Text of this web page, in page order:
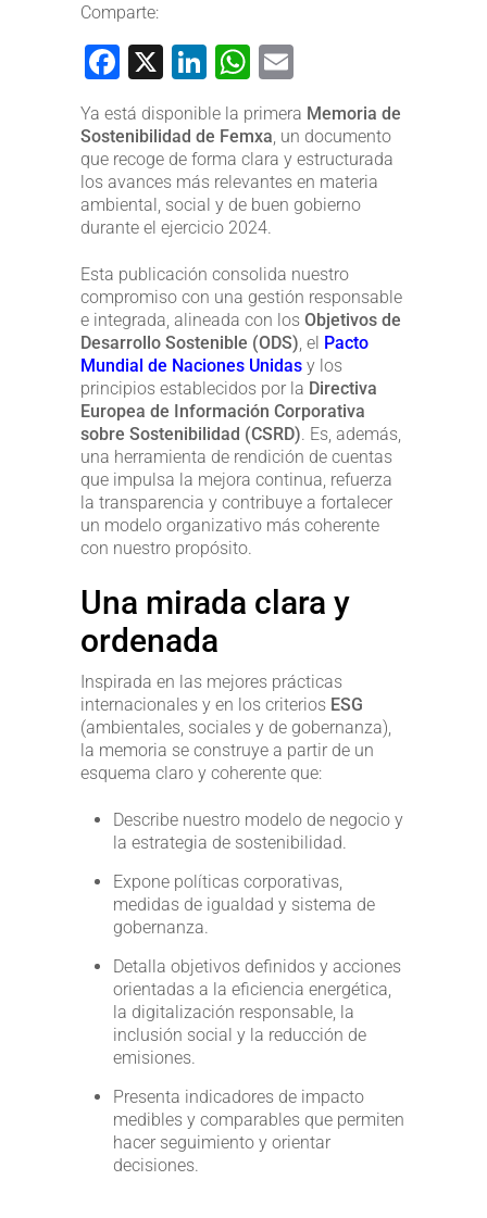
Comparte:
Facebook
X LinkedIn
WhatsApp
Ya está disponible la primera Memoria de
Sostenibilidad de Femxa, un documento
que recoge de forma clara y estructurada
los avances más relevantes en materia
ambiental, social y de buen gobierno
durante el ejercicio 2024.
Esta publicación consolida nuestro
compromiso con una gestión responsable
e integrada, alineada con los Objetivos de
Desarrollo Sostenible (ODS), el Pacto
Mundial de Naciones Unidas y los
principios establecidos por la Directiva
Europea de Información Corporativa
sobre Sostenibilidad (CSRD). Es, además,
una herramienta de rendición de cuentas
que impulsa la mejora continua, refuerza
la transparencia y contribuye a fortalecer
un modelo organizativo más coherente
con nuestro propósito.
Una mirada clara y
ordenada
Inspirada en las mejores prácticas
internacionales y en los criterios ESG
(ambientales, sociales y de gobernanza),
la memoria se construye a partir de un
esquema claro y coherente que:
Describe nuestro modelo de negocio y
la estrategia de sostenibilidad.
Expone políticas corporativas,
medidas de igualdad y sistema de
gobernanza.
Detalla objetivos definidos y acciones
orientadas a la eficiencia energética,
la digitalización responsable, la
inclusión social y la reducción de
emisiones.
Presenta indicadores de impacto
medibles y comparables que permiten
hacer seguimiento y orientar
decisiones.